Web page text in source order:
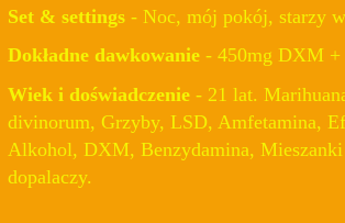
Set & settings - Noc, mój pokój, starzy
Dokładne dawkowanie - 450mg DXM +
Wiek i doświadczenie - 21 lat.
divinorum, Grzyby, LSD, Amfetamina,
Alkohol, DXM, Benzydamina, Mieszanki
dopalaczy.